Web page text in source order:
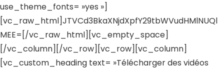
use_theme_fonts= »yes »]
[vc_raw_html]JTVCd3BkaXNjdXpfY29tbWVudHMlNUQl
MEE=[/vc_raw_html][vc_empty_space]
[/vc_column][/vc_row][vc_row][vc_column]
[vc_custom_heading text= »Télécharger des vidéos